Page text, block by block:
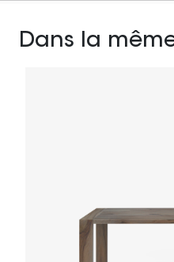
Dans la